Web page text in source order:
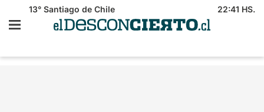
13° Santiago de Chile 22:41 HS.